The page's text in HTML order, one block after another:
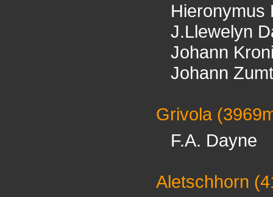
Hieronymus
J.Llewelyn
Johann
Johann
Grivola
F.A. Dayne
Aletschhorn